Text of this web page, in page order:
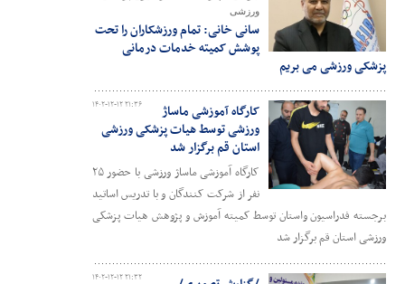
ورزشی
سانی خانی: تمام ورزشکاران را تحت
پوشش کمیته خدمات درمانی
پزشکی ورزشی می بریم
۱۴۰۲-۱۲-۱۲ ۲۱:۳۶
کارگاه آموزشی ماساژ
ورزشی توسط هیات پزشکی ورزشی
استان قم برگزار شد
کارگاه آموزشی ماساژ ورزشی با حضور ۲۵
نفر از شرکت کنندگان و با تدریس اساتید
برجسته فدراسیون واستان توسط کمیته آموزش و پژوهش هیات پزشکی
ورزشی استان قم برگزار شد
۱۴۰۲-۱۲-۱۲ ۲۱:۳۲